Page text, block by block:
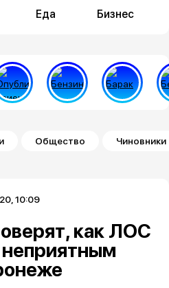
Еда Бизнес
Общество
10:09
как ЛОС